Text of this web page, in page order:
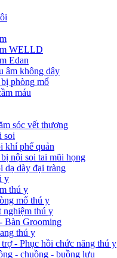
WELLD
Edan
âm không dây
phòng mổ
máu
sóc vết thương
soi
khí phế quản
nội soi tai mũi họng
dạ dày đại tràng
y
thú y
mổ thú y
nghiệm thú y
Bàn Grooming
thú y
- Phục hồi chức năng thú y
- chuồng - buồng lưu